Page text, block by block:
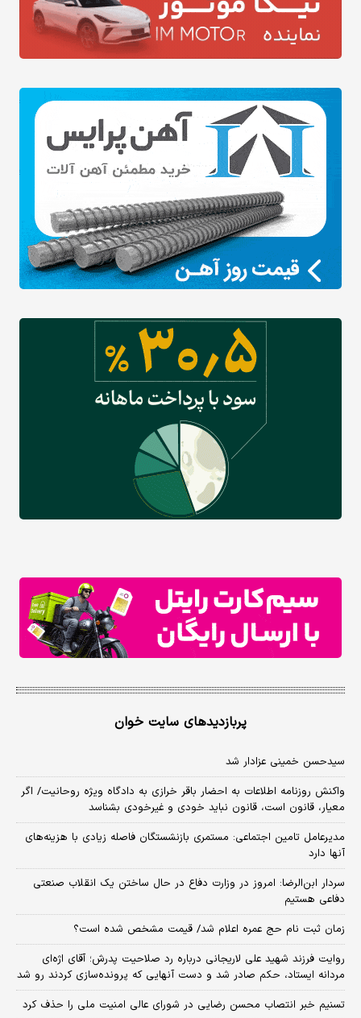
پربازدیدهای سایت خوان
سیدحسن خمینی عزادار شد
واکنش روزنامه اطلاعات به احضار باقر خرازی به دادگاه ویژه روحانیت/ اگر
معیار، قانون است، قانون نباید خودی و غیرخودی بشناسد
مدیرعامل تامین اجتماعی: مستمری بازنشستگان فاصله زیادی با هزینه‌های
آنها دارد
سردار ابن‌الرضا: امروز در وزارت دفاع در حال ساختن یک انقلاب صنعتی
دفاعی هستیم
زمان ثبت‌ نام حج عمره اعلام شد/ قیمت مشخص شده است؟
روایت فرزند شهید علی لاریجانی درباره رد صلاحیت پدرش؛ آقای اژه‌ای
مردانه ایستاد، حکم صادر شد و دست آنهایی که پرونده‌سازی کردند رو شد
تسنیم خبر انتصاب محسن رضایی در شورای عالی امنیت ملی را حذف کرد